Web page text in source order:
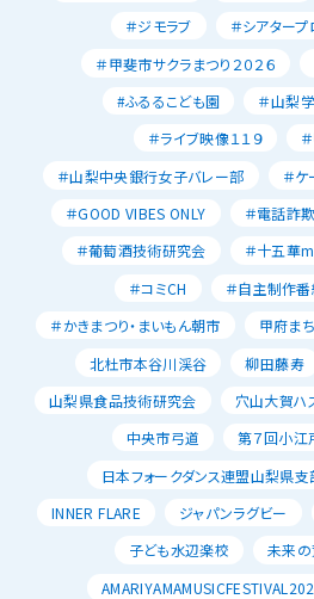
＃ジモラブ
＃シアター
＃甲斐市サクラまつり２０２６
#ふるるこども園
＃山梨
＃ライブ映像１１９
＃山梨中央銀行女子バレー部
＃
＃GOOD VIBES ONLY
＃電話詐
＃葡萄酒技術研究会
＃十五華
＃コミCH
＃自主制作番
＃かきまつり・まいもん朝市
甲府ま
北杜市本谷川渓谷
柳田藤寿
山梨県食品技術研究会
穴山大賀ハ
中央市弓道
第７回小江
日本フォークダンス連盟山梨県支
INNER FLARE
ジャパンラグビー
子ども水辺楽校
未来の